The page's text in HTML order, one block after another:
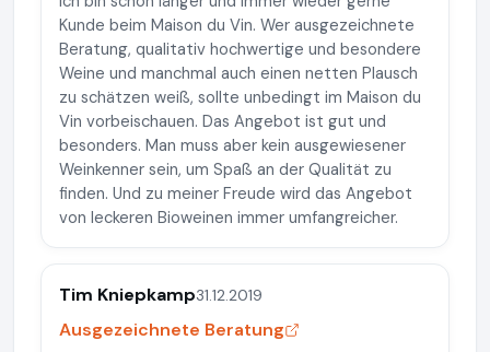
Kunde beim Maison du Vin. Wer ausgezeichnete
Beratung, qualitativ hochwertige und besondere
Weine und manchmal auch einen netten Plausch
zu schätzen weiß, sollte unbedingt im Maison du
Vin vorbeischauen. Das Angebot ist gut und
besonders. Man muss aber kein ausgewiesener
Weinkenner sein, um Spaß an der Qualität zu
finden. Und zu meiner Freude wird das Angebot
von leckeren Bioweinen immer umfangreicher.
Tim Kniepkamp31.12.2019
Ausgezeichnete Beratung